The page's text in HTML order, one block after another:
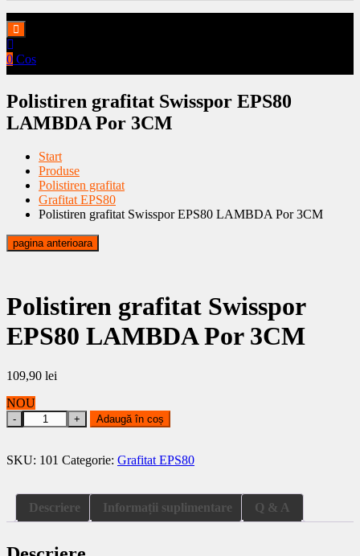
0 Cos
Polistiren grafitat Swisspor EPS80
LAMBDA Por 3CM
Start
Produse
Polistiren grafitat
Grafitat EPS80
Polistiren grafitat Swisspor EPS80 LAMBDA Por 3CM
pagina anterioara
Polistiren grafitat Swisspor
EPS80 LAMBDA Por 3CM
109,90 lei
NOU
Polistiren
grafitat
EPS80
3CM
quantity
Adaugă în coș
SKU: 101 Categorie: Grafitat EPS80
Descriere Informații suplimentare Q & A